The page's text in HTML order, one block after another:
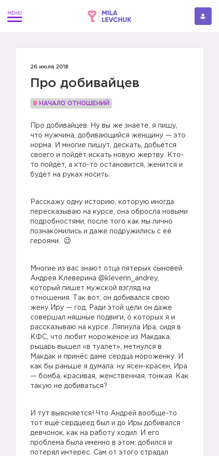
26 июля 2018
Про добивайцев
# НАЧАЛО ОТНОШЕНИЙ
Про добивайцев. Ну вы же знаете, я пишу,
что мужчина, добивающийся женщину — это
норма. И многие пишут, дескать, добьётся
своего и пойдёт искать новую жертву. Кто-
то пойдёт, а кто-то остановится, женится и
будет на руках носить.
Расскажу одну историю, которую иногда
пересказываю на курсе, она обросла новыми
подробностями, после того как мы лично
познакомились и даже подружились с её
героями.
Многие из вас знают отца пятерых сыновей
Андрея Клеверина @kleverin_andrey,
который пишет мужской взгляд на
отношения. Так вот, он добивался свою
жену Иру — год. Ради этой цели он даже
совершал няшные подвиги, о которых я и
рассказываю на курсе. Ляпнула Ира, сидя в
КФС, что любит мороженое из Макдака,
рыцарь вышел «в туалет», метнулся в
Макдак и принёс даме сердца мороженку. И
как бы раньше я думала: ну ясен-красен, Ира
— бомба, красивая, женственная, тонкая. Как
такую не добиваться?
И тут выясняется! Что Андрей вообще-то
тот ещё сердцеед был и до Иры добивался
девчонок, как на работу ходил. И его
проблема была именно в этом: добился и
потерял интерес. Сам от этого страдал